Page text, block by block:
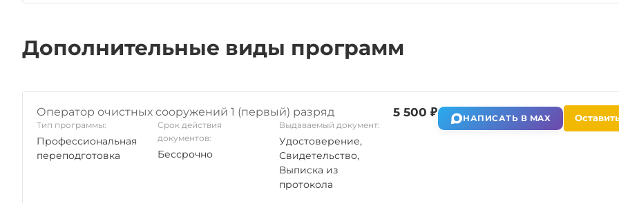
Дополнительные виды программ
Оператор очистных сооружений 1 (первый) разряд
Тип программы:
Профессиональная
переподготовка
Срок действия
документов:
Бессрочно
Выдаваемый документ:
Удостоверение,
Свидетельство,
Выписка из
протокола
5 500 ₽ НАПИСАТЬ В MAX